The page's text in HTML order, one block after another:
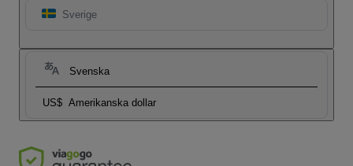
Sverige
Svenska
US$ Amerikanska dollar